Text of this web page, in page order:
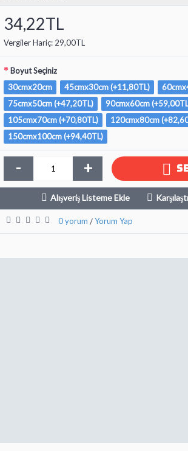
34,22TL
Vergiler Hariç: 29,00TL
Boyut Seçiniz
30cmx20cm
45cmx30cm (+11,80TL)
75cmx50cm (+47,20TL)
90cmx60cm
105cmx70cm (+70,80TL)
120cmx80cm
150cmx100cm (+94,40TL)
- +
Alışveriş Listeme Ekle
0 yorum /Yorum Yap